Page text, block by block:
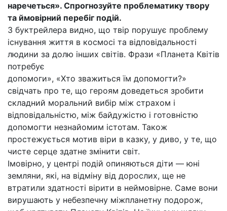
наречеться». Спрогнозуйте проблематику твору
та ймовірний перебіг подій.
З буктрейлера видно, що твір порушує проблему
існування життя в космосі та відповідальності
людини за долю інших світів. Фрази «Планета Квітів
потребує
допомоги», «Хто зважиться їм допомогти?»
свідчать про те, що героям доведеться зробити
складний моральний вибір між страхом і
відповідальністю, між байдужістю і готовністю
допомогти незнайомим істотам. Також
простежується мотив віри в казку, у диво, у те, що
чисте серце здатне змінити світ.
Імовірно, у центрі подій опиняються діти — юні
земляни, які, на відміну від дорослих, ще не
втратили здатності вірити в неймовірне. Саме вони
вирушають у небезпечну міжпланетну подорож,